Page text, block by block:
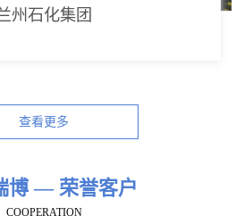
州石化集团
查看更多
博 — 荣誉客户
COOPERATION